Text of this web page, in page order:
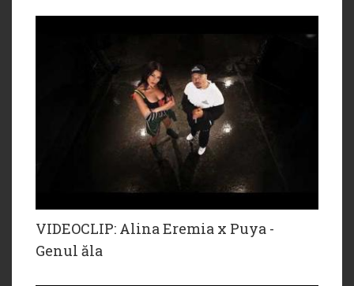
VIDEOCLIP: Alina Eremia x Puya -
Genul ăla